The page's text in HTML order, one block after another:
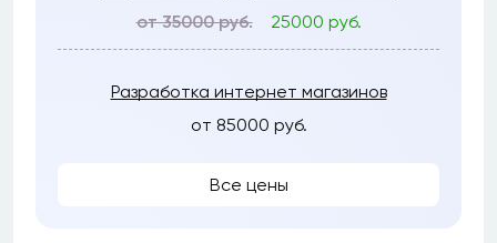
от 35000 руб.
25000 руб.
Разработка интернет магазинов
от 85000 руб.
Все цены